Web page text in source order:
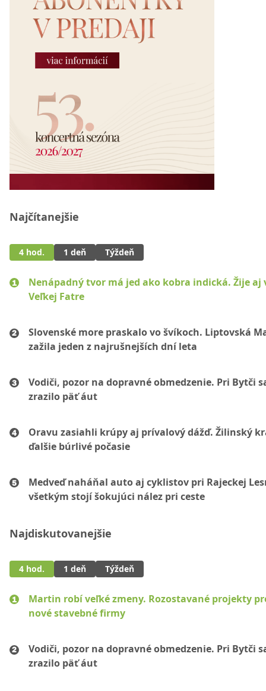
Najčítanejšie
4 hod. 1 deň Týždeň
Nenápadný tvor má jed ako kobra indická. Žije aj
Veľkej Fatre
Slovenské more praskalo vo švíkoch. Liptovská
zažila jeden z najrušnejších dní leta
Vodiči, pozor na dopravné obmedzenie. Pri Bytči
zrazilo päť áut
Oravu zasiahli krúpy aj prívalový dážď. Žilinský
ďalšie búrlivé počasie
Medveď naháňal auto aj cyklistov pri Rajeckej
všetkým stojí šokujúci nález pri ceste
Najdiskutovanejšie
4 hod. 1 deň Týždeň
Martin robí veľké zmeny. Rozostavané projekty
nové stavebné firmy
Vodiči, pozor na dopravné obmedzenie. Pri Bytči
zrazilo päť áut